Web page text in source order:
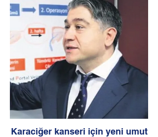
Karaciğer kanseri için yeni umut